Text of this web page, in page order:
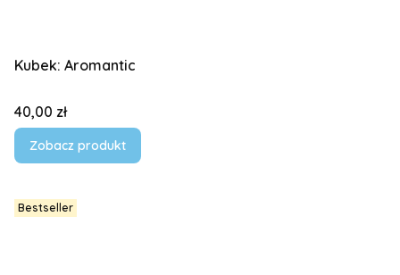
Kubek: Aromantic
Cena
40,00 zł
Zobacz produkt
Bestseller